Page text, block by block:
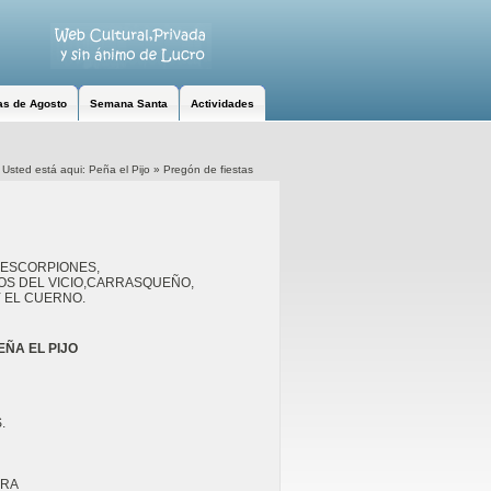
de Agosto Semana Santa Actividades
Usted está aqui:Peña el Pijo»Pregón de fiestas
DEL VICIO,CARRASQUEÑO,
EL CUERNO.
EL PIJO